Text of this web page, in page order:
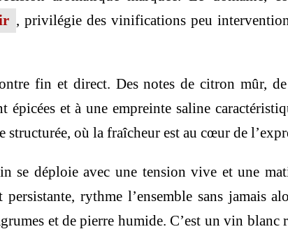
, privilégie des vinifications peu
fin et direct. Des notes de citron mûr,
épicées et à une empreinte saline
où la fraîcheur est au cœur de
se déploie avec une tension vive et une
rythme l’ensemble sans jamais
et de pierre humide. C’est un vin blanc